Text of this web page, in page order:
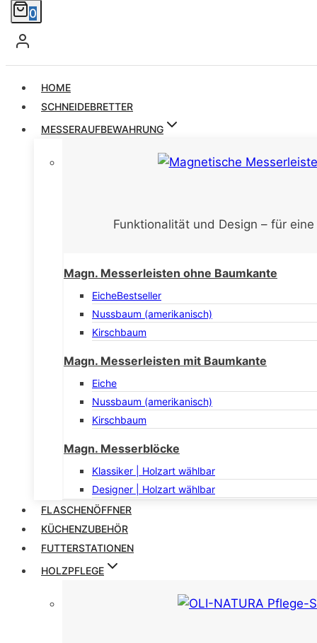
0
HOME
SCHNEIDEBRETTER
MESSERAUFBEWAHRUNG
Funktionalität und Design – für
Magn. Messerleisten ohne Baumkante
EicheBestseller
Nussbaum (amerikanisch)
Kirschbaum
Magn. Messerleisten mit Baumkante
Eiche
Nussbaum (amerikanisch)
Kirschbaum
Magn. Messerblöcke
Klassiker | Holzart wählbar
Designer | Holzart wählbar
FLASCHENÖFFNER
KÜCHENZUBEHÖR
FUTTERSTATIONEN
HOLZPFLEGE